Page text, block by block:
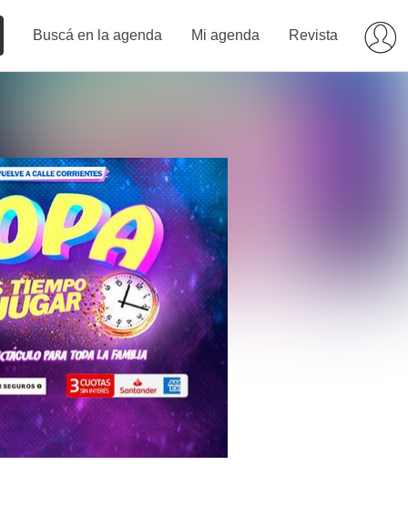
Buscá en la agenda Mi agenda Revista